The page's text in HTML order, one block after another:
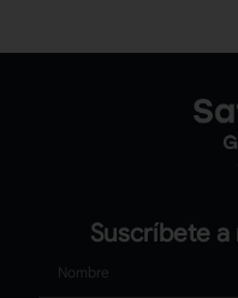
Suscríbete
Nombre